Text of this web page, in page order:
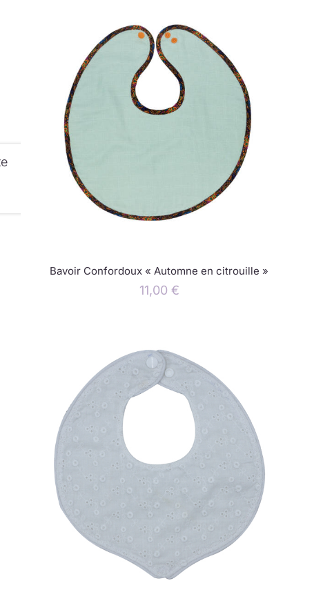
Bavoir Confordoux « Automne en citrouille »
11,00 €